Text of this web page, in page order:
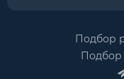
Подбор
Подбор